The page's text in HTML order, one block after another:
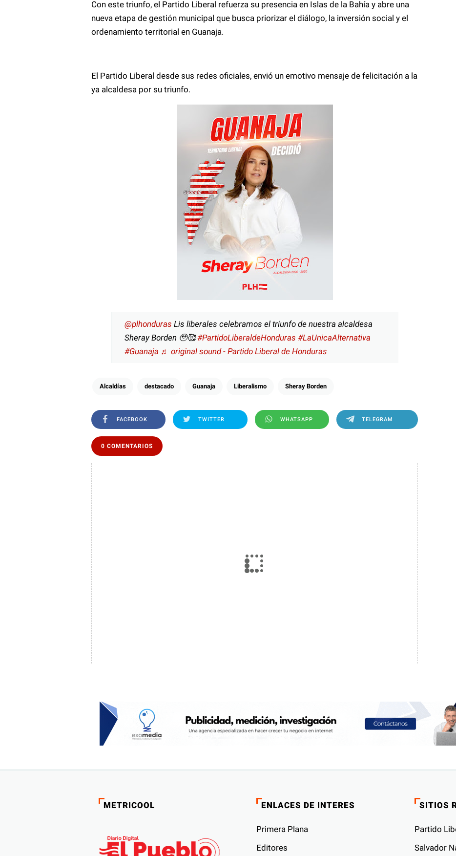
Con este triunfo, el Partido Liberal refuerza su presencia en Islas de la Bahía y abre una
nueva etapa de gestión municipal que busca priorizar el diálogo, la inversión social y el
ordenamiento territorial en Guanaja.
El Partido Liberal desde sus redes oficiales, envió un emotivo mensaje de felicitación a la
ya alcaldesa por su triunfo.
@plhonduras Lis liberales celebramos el triunfo de nuestra alcaldesa
Sheray Borden 🥹🥰#PartidoLiberaldeHonduras #LaUnicaAlternativa
#Guanaja ♬ original sound - Partido Liberal de Honduras
Alcaldías destacado Guanaja Liberalismo Sheray Borden
FACEBOOK TWITTER WHATSAPP TELEGRAM
0 COMENTARIOS
METRICOOL ENLACES DE INTERES
Primera Plana
Editores
SITIOS
Partido
Salvador